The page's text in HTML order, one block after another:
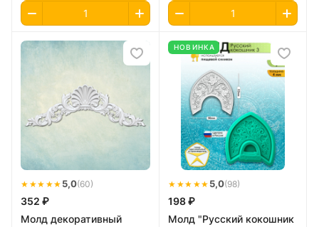
★★★★★ 5,0(60)
352 ₽
Молд декоративный
НОВИНКА
★★★★★ 5,0(98)
198 ₽
Молд "Русский кокошник